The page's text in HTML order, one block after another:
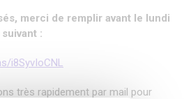
merci de remplir avant le lundi
:
i8SyvIoCNL
très rapidement par mail pour